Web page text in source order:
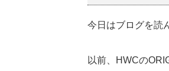
今日はブログを読
以前、HWCの